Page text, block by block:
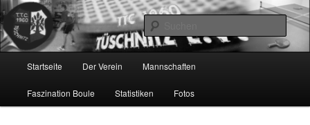
Zum
primären
Inhalt
springenTTC 1960 Tüschnitz e.V.
online…
Startseite Der Verein Mannschaften
Faszination Boule Statistiken Fotos